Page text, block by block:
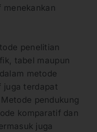
penelitian
tabel maupun
metode
juga terdapat
pendukung
komparatif dan
juga